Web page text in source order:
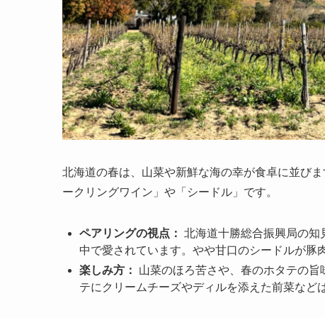
北海道の春は、山菜や新鮮な海の幸が食卓に並び
ークリングワイン」や「シードル」です。
ペアリングの視点： 北海道十勝総合振興局の
中で愛されています。やや甘口のシードルが豚
楽しみ方：
山菜のほろ苦さや、春のホタテの
テにクリームチーズやディルを添えた前菜など